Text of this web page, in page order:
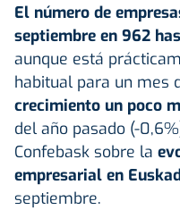
El número de
septiembre en 962
aunque está
habitual para un mes
crecimiento un poco
del año pasado (-
Confebask sobre la
empresarial en
septiembre.